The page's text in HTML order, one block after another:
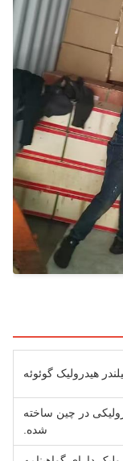
گوئوئه
در چین ساخته